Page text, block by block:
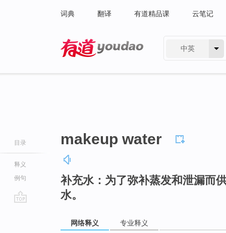
词典 翻译 有道精品课 云笔记
中英
目录
释义
例句
makeup water
补充水：为了弥补蒸发和泄漏而
水。
网络释义 专业释义